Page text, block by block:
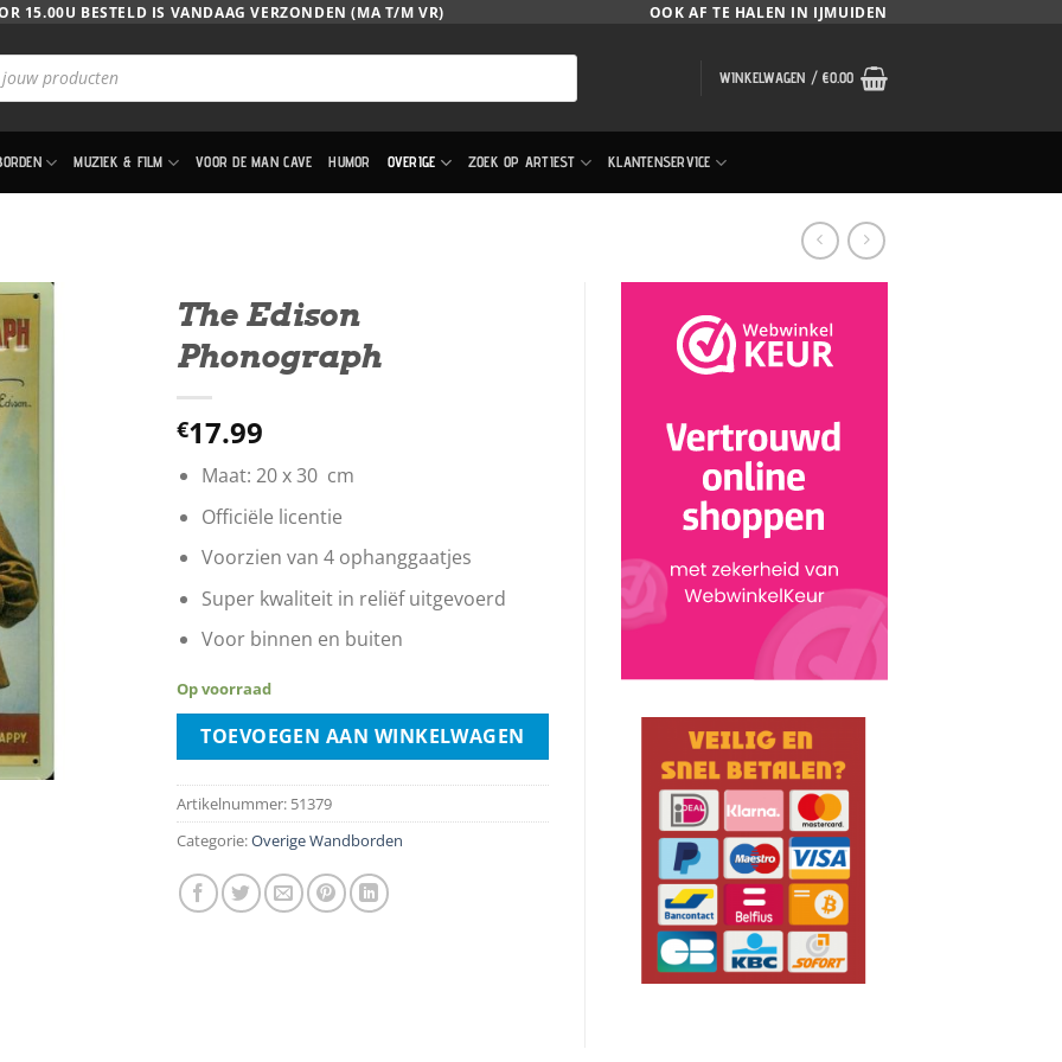
15.00U BESTELD IS VANDAAG VERZONDEN (MA T/M VR) OOK AF TE HALEN IN IJMUIDEN
WINKELWAGEN /€0.00
MUZIEK & FILM VOOR DE MAN CAVE HUMOR OVERIGE ZOEK OP ARTIEST KLANTENSERVICE
The Edison
Phonograph
€17.99
Maat: 20 x 30 cm
Officiële licentie
Voorzien van 4 ophanggaatjes
Super kwaliteit in reliëf uitgevoerd
Voor binnen en buiten
Op voorraad
TOEVOEGEN AAN WINKELWAGEN
Artikelnummer: 51379
Categorie:Overige Wandborden